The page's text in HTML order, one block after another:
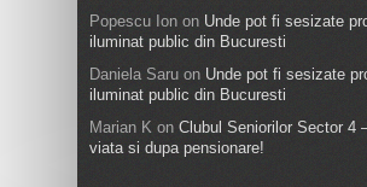
Popescu Ion on Unde pot fi sesizate
iluminat public din Bucuresti
Daniela Saru on Unde pot fi sesizate
iluminat public din Bucuresti
Marian K on Clubul Seniorilor Sector 4
viata si dupa pensionare!